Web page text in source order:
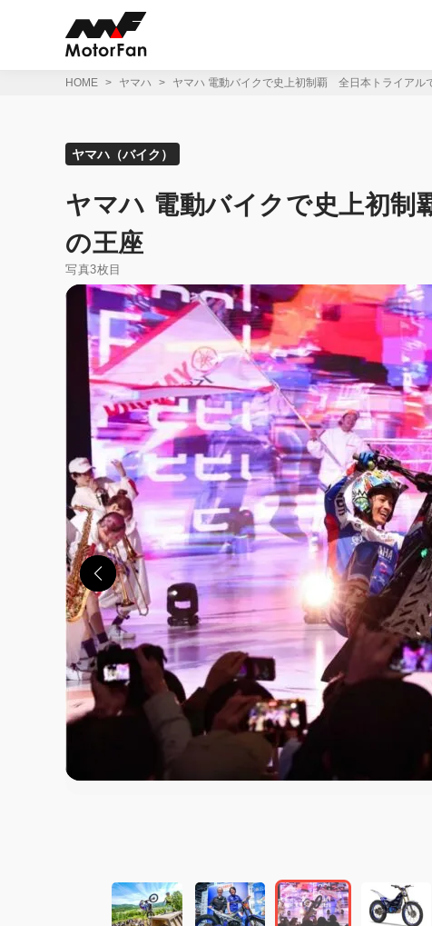
HOME ヤマハ ヤマハ 電動バイクで史上初制覇 全日本トライアル
ヤマハ（バイク）
ヤマハ 電動バイクで史上初
の王座
写真3枚目